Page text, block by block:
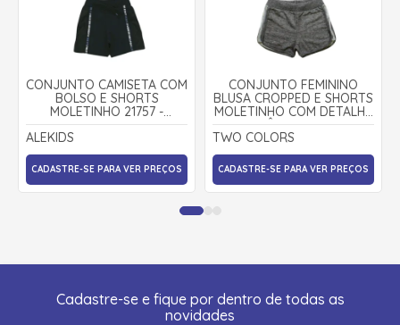
CONJUNTO CAMISETA COM
BOLSO E SHORTS
MOLETINHO 21757 -
ALEKIDS
ALEKIDS
CADASTRE-SE PARA VER PREÇOS
CONJUNTO FEMININO
BLUSA CROPPED E SHORTS
MOLETINHO COM DETALHE
EM CIRRÊ - TWO COLORS
TWO COLORS
CADASTRE-SE PARA VER PREÇOS
Cadastre-se e fique por dentro de todas as
novidades